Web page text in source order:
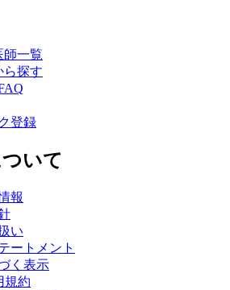
師一覧
ら探す
登録
いて
報
い
ートメント
く表示
規約